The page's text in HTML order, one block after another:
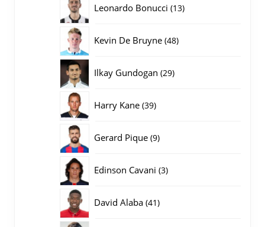
Leonardo Bonucci 1313
Kevin De Bruyne 4848
Ilkay Gundogan 2929
Harry Kane 3939
Gerard Pique 99
Edinson Cavani 33
David Alaba 4141